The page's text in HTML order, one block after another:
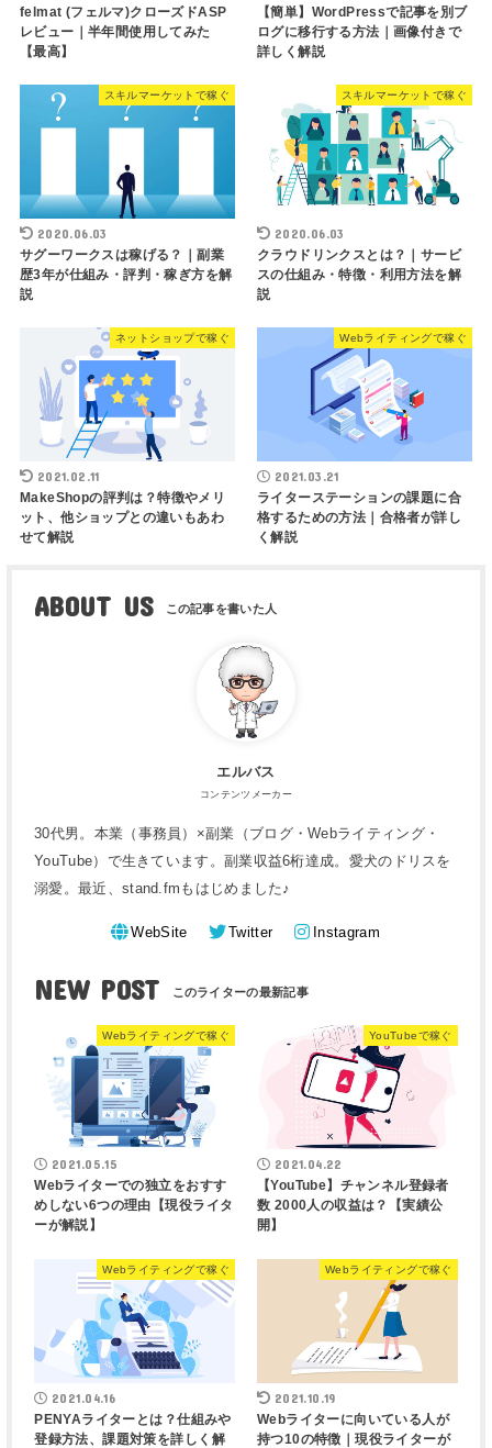
felmat (フェルマ)クローズドASP
レビュー｜半年間使用してみた
【最高】
【簡単】WordPressで記事を別ブ
ログに移行する方法｜画像付きで
詳しく解説
スキルマーケットで稼ぐ
2020.06.03
サグーワークスは稼げる？｜副業
歴3年が仕組み・評判・稼ぎ方を解
説
スキルマーケットで稼ぐ
2020.06.03
クラウドリンクスとは？｜サービ
スの仕組み・特徴・利用方法を解
説
ネットショップで稼ぐ
2021.02.11
MakeShopの評判は？特徴やメリ
ット、他ショップとの違いもあわ
せて解説
Webライティングで稼ぐ
2021.03.21
ライターステーションの課題に合
格するための方法｜合格者が詳し
く解説
ABOUT US
エルバス
コンテンツメーカー
30代男。本業（事務員）×副業（ブログ・Webライティング・
YouTube）で生きています。副業収益6桁達成。愛犬のドリスを
溺愛。最近、stand.fmもはじめました♪
WebSite Twitter Instagram
NEW POST
Webライティングで稼ぐ
2021.05.15
Webライターでの独立をおすす
めしない6つの理由【現役ライタ
ーが解説】
YouTubeで稼ぐ
2021.04.22
【YouTube】チャンネル登録者
数 2000人の収益は？【実績公
開】
Webライティングで稼ぐ
2021.04.16
PENYAライターとは？仕組みや
登録方法、課題対策を詳しく解
Webライティングで稼ぐ
2021.10.19
Webライターに向いている人が
持つ10の特徴｜現役ライターが